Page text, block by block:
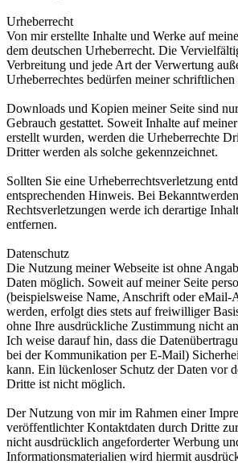
Urheberrecht
Von mir erstellte Inhalte und Werke auf
dem deutschen Urheberrecht. Die
Verbreitung und jede Art der Verwertung
Urheberrechtes bedürfen meiner
Downloads und Kopien meiner Seite sind
Gebrauch gestattet. Soweit Inhalte auf
erstellt wurden, werden die Urheberrechte
Dritter werden als solche gekennzeichnet.
Sollten Sie eine Urheberrechtsverletzung
entsprechenden Hinweis. Bei
Rechtsverletzungen werde ich derartige
entfernen.
Datenschutz
Die Nutzung meiner Webseite ist ohne
Daten möglich. Soweit auf meiner Seite
(beispielsweise Name, Anschrift oder eMail-
werden, erfolgt dies stets auf freiwilliger
ohne Ihre ausdrückliche Zustimmung nicht
Ich weise darauf hin, dass die
bei der Kommunikation per E-Mail)
kann. Ein lückenloser Schutz der Daten vor
Dritte ist nicht möglich.
Der Nutzung von mir im Rahmen einer
veröffentlichter Kontaktdaten durch Dritte
nicht ausdrücklich angeforderter Werbung
Informationsmaterialien wird hiermit